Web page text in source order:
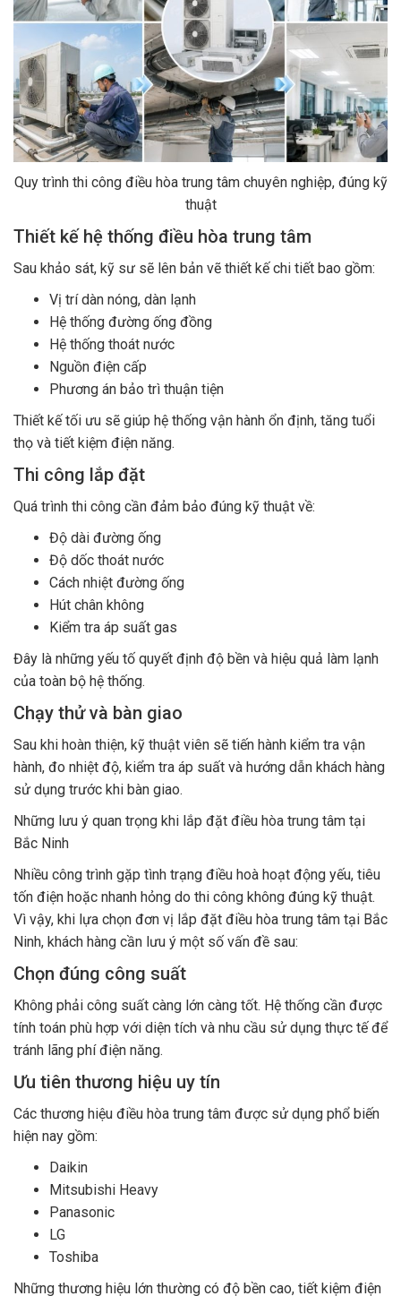
Quy trình thi công điều hòa trung tâm chuyên nghiệp, đúng kỹ
thuật
Thiết kế hệ thống điều hòa trung tâm
Sau khảo sát, kỹ sư sẽ lên bản vẽ thiết kế chi tiết bao gồm:
Vị trí dàn nóng, dàn lạnh
Hệ thống đường ống đồng
Hệ thống thoát nước
Nguồn điện cấp
Phương án bảo trì thuận tiện
Thiết kế tối ưu sẽ giúp hệ thống vận hành ổn định, tăng tuổi
thọ và tiết kiệm điện năng.
Thi công lắp đặt
Quá trình thi công cần đảm bảo đúng kỹ thuật về:
Độ dài đường ống
Độ dốc thoát nước
Cách nhiệt đường ống
Hút chân không
Kiểm tra áp suất gas
Đây là những yếu tố quyết định độ bền và hiệu quả làm lạnh
của toàn bộ hệ thống.
Chạy thử và bàn giao
Sau khi hoàn thiện, kỹ thuật viên sẽ tiến hành kiểm tra vận
hành, đo nhiệt độ, kiểm tra áp suất và hướng dẫn khách hàng
sử dụng trước khi bàn giao.
Những lưu ý quan trọng khi lắp đặt điều hòa trung tâm tại
Bắc Ninh
Nhiều công trình gặp tình trạng điều hoà hoạt động yếu, tiêu
tốn điện hoặc nhanh hỏng do thi công không đúng kỹ thuật.
Vì vậy, khi lựa chọn đơn vị lắp đặt điều hòa trung tâm tại Bắc
Ninh, khách hàng cần lưu ý một số vấn đề sau:
Chọn đúng công suất
Không phải công suất càng lớn càng tốt. Hệ thống cần được
tính toán phù hợp với diện tích và nhu cầu sử dụng thực tế để
tránh lãng phí điện năng.
Ưu tiên thương hiệu uy tín
Các thương hiệu điều hòa trung tâm được sử dụng phổ biến
hiện nay gồm:
Daikin
Mitsubishi Heavy
Panasonic
LG
Toshiba
Những thương hiệu lớn thường có độ bền cao, tiết kiệm điện